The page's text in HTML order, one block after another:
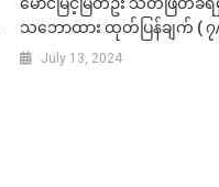
သဘောထား ထုတ်ပြန်ချက် ( ၇/
July 13, 2024